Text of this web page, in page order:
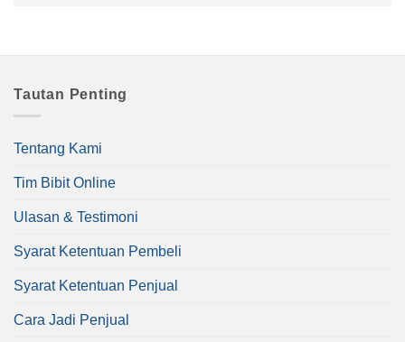
Tautan Penting
Tentang Kami
Tim Bibit Online
Ulasan & Testimoni
Syarat Ketentuan Pembeli
Syarat Ketentuan Penjual
Cara Jadi Penjual